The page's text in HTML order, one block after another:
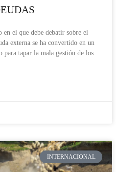
el que debe debatir sobre el
externa se ha convertido en un
para tapar la mala gestión de los
INTERNACIONAL